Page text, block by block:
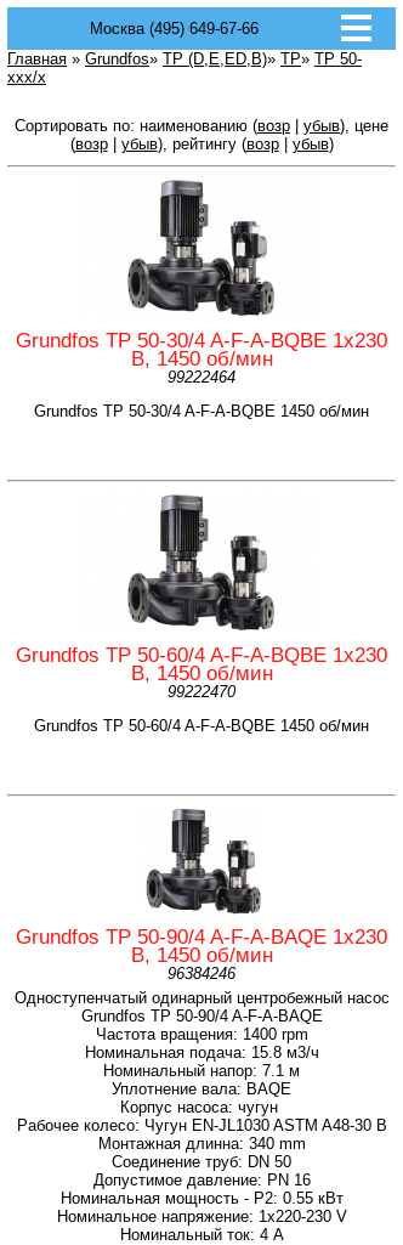
Москва (495) 649-67-66
Главная » Grundfos» TP (D,E,ED,B)» TP» TP 50-
xxx/x
Сортировать по: наименованию (возр убыв), цене
(возр| убыв), рейтингу (возр| убыв)
Grundfos TP 50-30/4 A-F-A-BQBE 1x230
B, 1450 об/мин
99222464
Grundfos TP 50-30/4 A-F-A-BQBE 1450 об/мин
Grundfos TP 50-60/4 A-F-A-BQBE 1x230
B, 1450 об/мин
99222470
Grundfos TP 50-60/4 A-F-A-BQBE 1450 об/мин
Grundfos TP 50-90/4 A-F-A-BAQE 1x230
В, 1450 об/мин
96384246
Одноступенчатый одинарный центробежный насос
Grundfos TP 50-90/4 A-F-A-BAQE
Частота вращения: 1400 rpm
Номинальная подача: 15.8 м3/ч
Номинальный напор: 7.1 м
Уплотнение вала: BAQE
Корпус насоса: чугун
Рабочее колесо: Чугун EN-JL1030 ASTM A48-30 B
Монтажная длинна: 340 mm
Соединение труб: DN 50
Допустимое давление: PN 16
Номинальная мощность - P2: 0.55 кВт
Номинальное напряжение: 1x220-230 V
Номинальный ток: 4 А